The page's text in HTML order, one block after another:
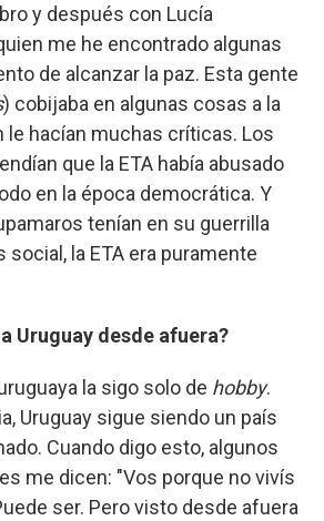
y después con Lucía
me he encontrado algunas
de alcanzar la paz. Esta gente
) cobijaba en algunas cosas a la
le hacían muchas críticas. Los
que la ETA había abusado
en la época democrática. Y
tenían en su guerrilla
la ETA era puramente
Uruguay desde afuera?
la sigo solo de hobby.
Uruguay sigue siendo un país
Cuando digo esto, algunos
me dicen: "Vos porque no vivís
ser. Pero visto desde afuera